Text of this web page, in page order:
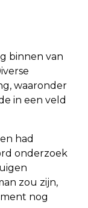
binnen van
waaronder
in een veld
had
onderzoek
zou zijn,
nog